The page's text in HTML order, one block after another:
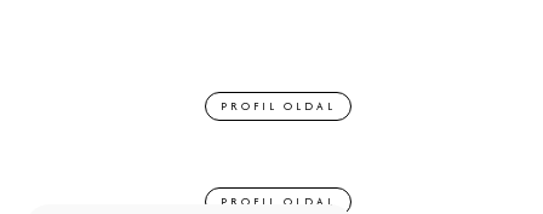
PROFIL OLDAL
PROFIL OLDAL